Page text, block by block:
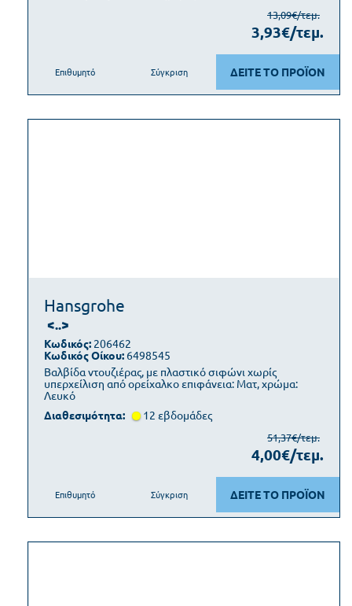
13,09€/τεμ.
3,93€/τεμ.
ΔΕΙΤΕ ΤΟ ΠΡΟΪΟΝ
Επιθυμητό Σύγκριση
Hansgrohe
<..>
Βαλβίδα ντουζιέρας, με πλαστικό σιφώνι χωρίς
υπερχείλιση από ορείχαλκο επιφάνεια: Ματ, χρώμα:
Λευκό
Κωδικός: 206462
Κωδικός Οίκου: 6498545
Διαθεσιμότητα: 12 εβδοµάδες
51,37€/τεμ.
4,00€/τεμ.
ΔΕΙΤΕ ΤΟ ΠΡΟΪΟΝ
Επιθυμητό Σύγκριση